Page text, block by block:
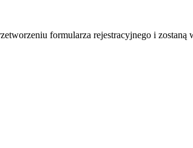
formularza rejestracyjnego i zostaną